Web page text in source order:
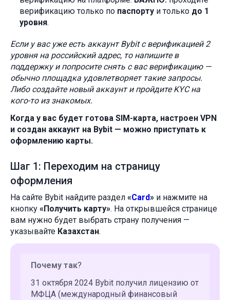
верификацию только по паспорту и только до 1
уровня.
Если у вас уже есть аккаунт Bybit с верификацией 2
уровня на российский адрес, то напишите в
поддержку и попросите снять с вас верификацию —
обычно площадка удовлетворяет такие запросы.
Либо создайте новый аккаунт и пройдите KYC на
кого-то из знакомых.
Когда у вас будет готова SIM-карта, настроен VPN
и создан аккаунт на Bybit — можно приступать к
оформлению карты.
Шаг 1: Переходим на страницу
оформления
На сайте Bybit найдите раздел «Card» и нажмите на
кнопку «Получить карту». На открывшейся странице
вам нужно будет выбрать страну получения —
указывайте Казахстан.
Почему так?
31 октября 2024 Bybit получил лицензию от
МФЦА (международный финансовый